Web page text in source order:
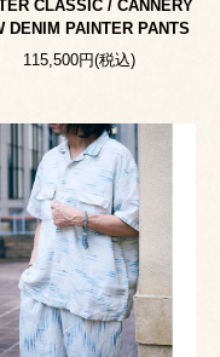
CLASSIC / CANNERY
DENIM PAINTER PANTS
115,500円(税込)